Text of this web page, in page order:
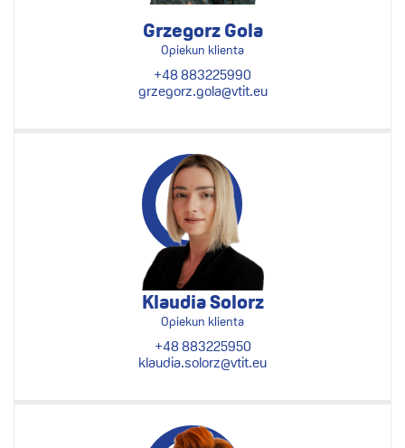
Grzegorz Gola
Opiekun klienta
+48 883225990
grzegorz.gola@vtit.eu
Klaudia Solorz
Opiekun klienta
+48 883225950
klaudia.solorz@vtit.eu